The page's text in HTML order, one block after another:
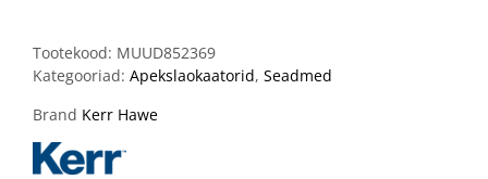
Tootekood: MUUD852369
Kategooriad: Apekslaokaatorid, Seadmed
Brand Kerr Hawe